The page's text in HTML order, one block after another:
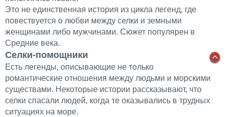
Это не единственная история из цикла легенд, где
повествуется о любви между селки и земными
женщинами либо мужчинами. Сюжет популярен в
Средние века.
Селки-помощники
Есть легенды, описывающие не только
романтические отношения между людьми и морскими
существами. Некоторые истории рассказывают, что
селки спасали людей, когда те оказывались в трудных
ситуациях на море.